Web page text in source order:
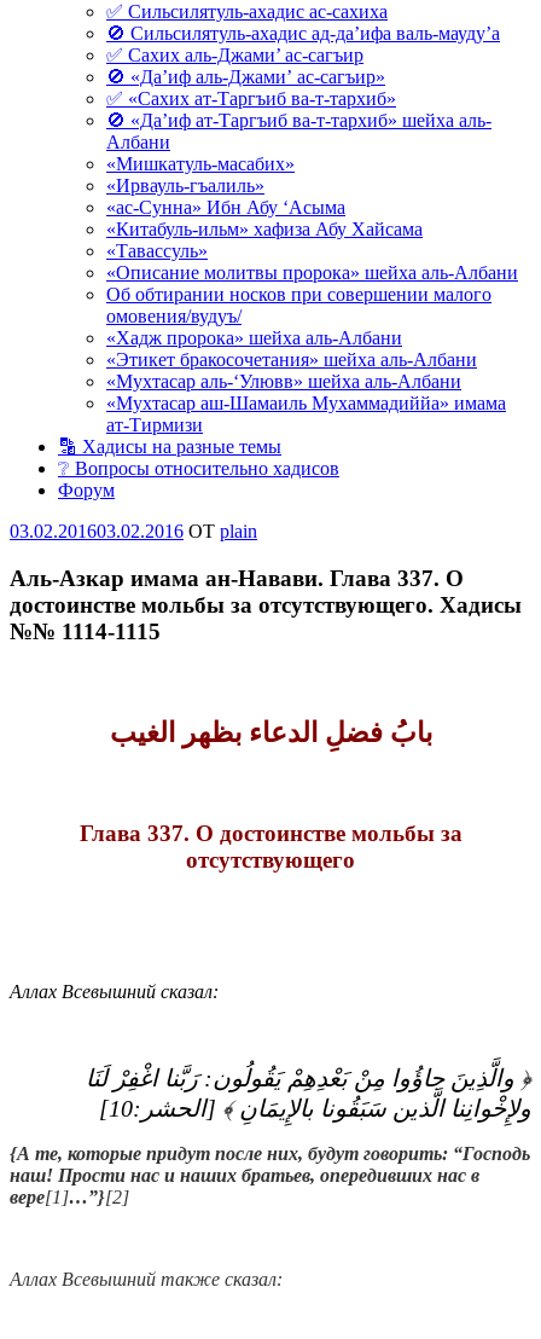
✅ Сильсилятуль-ахадис ас-сахиха
🚫 Сильсилятуль-ахадис ад-да’ифа валь-мауду’а
✅ Сахих аль-Джами’ ас-сагъир
🚫 «Да’иф аль-Джами’ ас-сагъир»
✅ «Сахих ат-Таргъиб ва-т-тархиб»
🚫 «Да’иф ат-Таргъиб ва-т-тархиб» шейха аль-
Албани
«Мишкатуль-масабих»
«Ирвауль-гъалиль»
«ас-Сунна» Ибн Абу ‘Асыма
«Китабуль-ильм» хафиза Абу Хайсама
«Тавассуль»
«Описание молитвы пророка» шейха аль-Албани
Об обтирании носков при совершении малого
омовения/вудуъ/
«Хадж пророка» шейха аль-Албани
«Этикет бракосочетания» шейха аль-Албани
«Мухтасар аль-‘Улювв» шейха аль-Албани
«Мухтасар аш-Шамаиль Мухаммадиййа» имама
ат-Тирмизи
🔡 Хадисы на разные темы
❔ Вопросы относительно хадисов
Форум
Опубликовано
03.02.201603.02.2016 OT plain
Аль-Азкар имама ан-Навави. Глава 337. О
достоинстве мольбы за отсутствующего. Хадисы
№№ 1114-1115
بابُ فضلِ الدعاء بظهر الغيب
Глава 337. О достоинстве мольбы за
отсутствующего
Аллах Всевышний сказал:
﴿ ‏والَّذِينَ جاؤُوا مِنْ بَعْدِهِمْ يَقُولُون‏:‏ رَبَّنا اغْفِرْ لَنَا
ولإِخْوانِنا الَّذين سَبَقُونا بالإِيمَانِ‏ ﴾‏ ‏[‏الحشر‏:‏10‏]‏
{А те, которые придут после них, будут говорить: “Господь
наш! Прости нас и наших братьев, опередивших нас в
вере[1]…”}[2]
Аллах Всевышний также сказал: